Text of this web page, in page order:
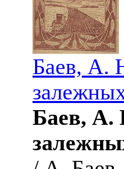
Баев, А.
Баев, А.